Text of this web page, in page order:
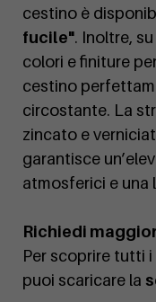
cestino è
fucile". Inoltre,
colori e finiture
cestino
circostante. La
zincato e
garantisce
atmosferici e una
Richiedi
Per scoprire tutti
puoi scaricare la